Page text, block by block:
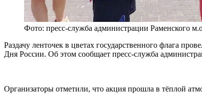
Фото: пресс-служба администрации Раменского
Раздачу ленточек в цветах государственного флага
Дня России. Об этом сообщает пресс-служба
Организаторы отметили, что акция прошла в тёплой